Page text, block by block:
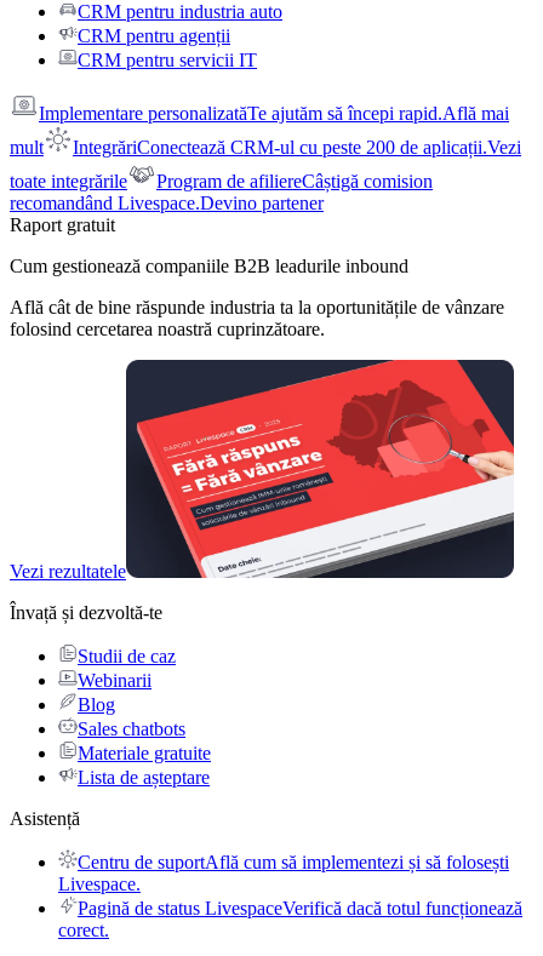
CRM pentru industria auto
CRM pentru agenții
CRM pentru servicii IT
Implementare personalizatăTe ajutăm să începi rapid.Află mai
mult
IntegrăriConectează CRM-ul cu peste 200 de aplicații.Vezi
toate integrările
Program de afiliereCâștigă comision
recomandând Livespace.Devino partener
Raport gratuit
Cum gestionează companiile B2B leadurile inbound
Află cât de bine răspunde industria ta la oportunitățile de vânzare
folosind cercetarea noastră cuprinzătoare.
Vezi rezultatele
Învață și dezvoltă-te
Studii de caz
Webinarii
Blog
Sales chatbots
Materiale gratuite
Lista de așteptare
Asistență
Centru de suportAflă cum să implementezi și să folosești
Livespace.
Pagină de status LivespaceVerifică dacă totul funcționează
corect.